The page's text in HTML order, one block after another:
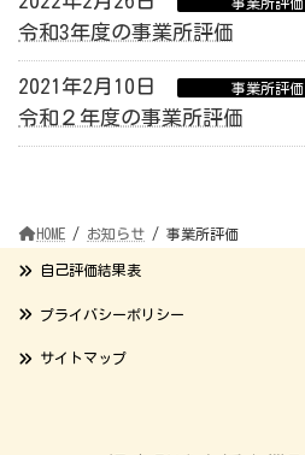
令和3年度の事業所評価
2021年2月10日 事業所評価
令和２年度の事業所評価
HOME お知らせ 事業所評価
自己評価結果表
プライバシーポリシー
サイトマップ